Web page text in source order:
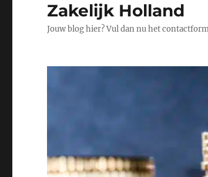
Zakelijk Holland
Jouw blog hier? Vul dan nu het